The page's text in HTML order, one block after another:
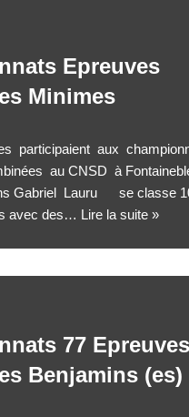
Epreuves
Minimes
participaient aux
au CNSD à
Gabriel Lauru se classe
avec des… Lire la suite »
77 Epreuves
Benjamins (es)